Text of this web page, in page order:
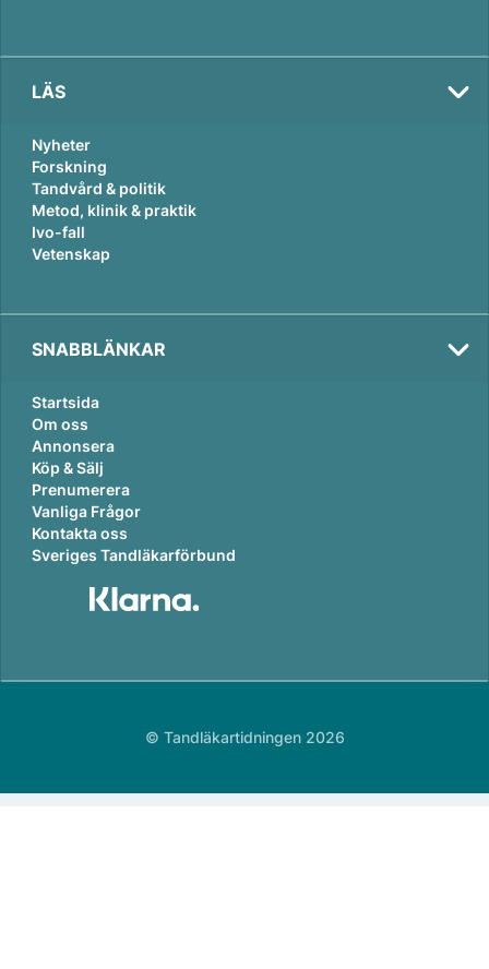
LÄS
Nyheter
Forskning
Tandvård & politik
Metod, klinik & praktik
Ivo-fall
Vetenskap
SNABBLÄNKAR
Startsida
Om oss
Annonsera
Köp & Sälj
Prenumerera
Vanliga Frågor
Kontakta oss
Sveriges Tandläkarförbund
© Tandläkartidningen 2026